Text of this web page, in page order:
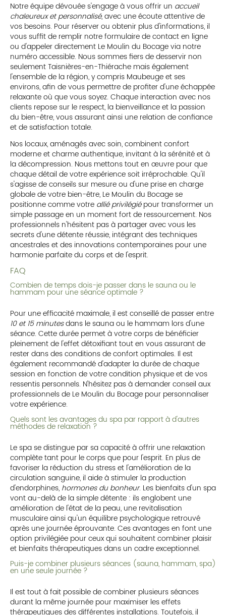
Notre équipe dévouée s'engage à vous offrir un accueil
chaleureux et personnalisé, avec une écoute attentive de
vos besoins. Pour réserver ou obtenir plus d'informations, il
vous suffit de remplir notre formulaire de contact en ligne
ou d'appeler directement Le Moulin du Bocage via notre
numéro accessible. Nous sommes fiers de desservir non
seulement Taisnières-en-Thiérache mais également
l'ensemble de la région, y compris Maubeuge et ses
environs, afin de vous permettre de profiter d'une échappée
relaxante où que vous soyez. Chaque interaction avec nos
clients repose sur le respect, la bienveillance et la passion
du bien-être, vous assurant ainsi une relation de confiance
et de satisfaction totale.
Nos locaux, aménagés avec soin, combinent confort
moderne et charme authentique, invitant à la sérénité et à
la décompression. Nous mettons tout en œuvre pour que
chaque détail de votre expérience soit irréprochable. Qu'il
s'agisse de conseils sur mesure ou d'une prise en charge
globale de votre bien-être, Le Moulin du Bocage se
positionne comme votre allié privilégiépour transformer un
simple passage en un moment fort de ressourcement. Nos
professionnels n'hésitent pas à partager avec vous les
secrets d'une détente réussie, intégrant des techniques
ancestrales et des innovations contemporaines pour une
harmonie parfaite du corps et de l'esprit.
FAQ
Combien de temps dois-je passer dans le sauna ou le
hammam pour une séance optimale ?
Pour une efficacité maximale, il est conseillé de passer entre
10 et 15 minutesdans le sauna ou le hammam lors d'une
séance. Cette durée permet à votre corps de bénéficier
pleinement de l'effet détoxifiant tout en vous assurant de
rester dans des conditions de confort optimales. Il est
également recommandé d'adapter la durée de chaque
session en fonction de votre condition physique et de vos
ressentis personnels. N'hésitez pas à demander conseil aux
professionnels de Le Moulin du Bocage pour personnaliser
votre expérience.
Quels sont les avantages du spa par rapport à d'autres
méthodes de relaxation ?
Le spa se distingue par sa capacité à offrir une relaxation
complète tant pour le corps que pour l'esprit. En plus de
favoriser la réduction du stress et l'amélioration de la
circulation sanguine, il aide à stimuler la production
d'endorphines, hormones du bonheur. Les bienfaits d'un spa
vont au-delà de la simple détente : ils englobent une
amélioration de l'état de la peau, une revitalisation
musculaire ainsi qu'un équilibre psychologique retrouvé
après une journée éprouvante. Ces avantages en font une
option privilégiée pour ceux qui souhaitent combiner plaisir
et bienfaits thérapeutiques dans un cadre exceptionnel.
Puis-je combiner plusieurs séances (sauna, hammam, spa)
en une seule journée ?
Il est tout à fait possible de combiner plusieurs séances
durant la même journée pour maximiser les effets
thérapeutiques des différentes installations. Toutefois, il